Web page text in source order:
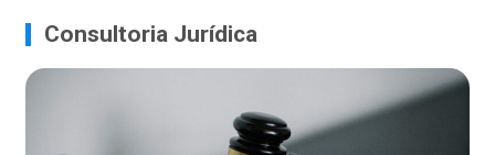
Consultoria Jurídica